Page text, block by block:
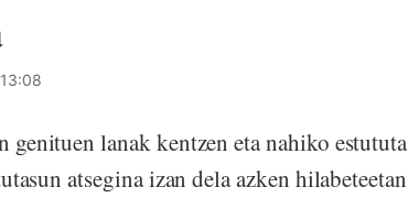
genituen lanak kentzen eta nahiko
atsegina izan dela azken